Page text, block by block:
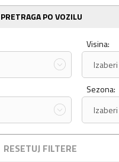
PRETRAGA PO VOZILU
Visina:
Izaberi
Sezona:
Izaberi
RESETUJ FILTERE